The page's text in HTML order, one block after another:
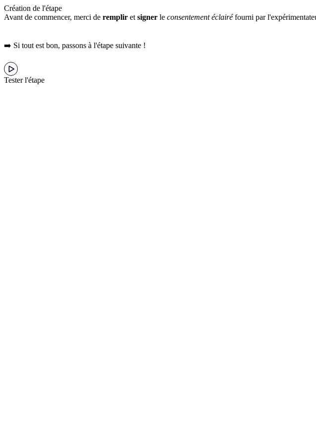
Création de l'étape
Avant de commencer, merci de remplir et signer le consentement éclairéfourni par
➡️ Si tout est bon, passons à l'étape suivante !
Tester l'étape